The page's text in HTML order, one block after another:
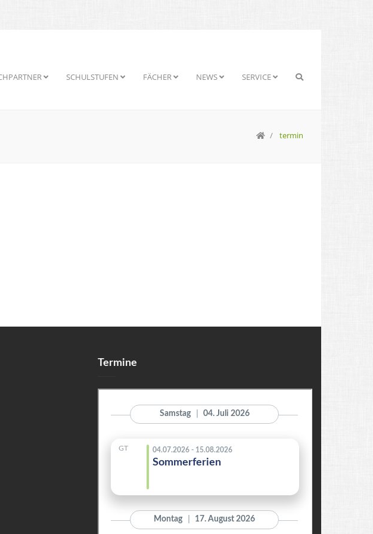
SCHULSTUFEN FÄCHER NEWS SERVICE
termin
Termine